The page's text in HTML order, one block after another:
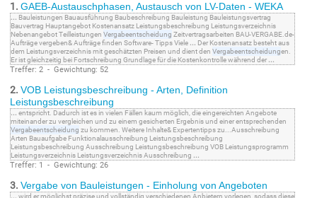
1. GAEB-Austauschphasen, Austausch von LV-Daten - WEKA
... Bauleistungen Bauausführung Baubeschreibung Bauleistung Bauleistungsvertrag
Bauvertrag Hauptangebot Kostenansatz Leistungsbeschreibung Leistungsverzeichnis
Nebenangebot Teilleistungen Vergabeentscheidung Zeitvertragsarbeiten BAU-VERGABE.de-
Aufträge vergeben& Aufträge finden Software- Tipps Viele ... Der Kostenansatz besteht aus
dem Leistungsverzeichnis mit geschätzten Preisen und dient den Vergabeentscheidungen.
Er ist gleichzeitig bei Fortschreibung Grundlage für die Kostenkontrolle während der ...
Treffer: 2 - Gewichtung: 52
2. VOB Leistungsbeschreibung - Arten, Definition
Leistungsbeschreibung
... entspricht. Dadurch ist es in vielen Fällen kaum möglich, die eingereichten Angebote
miteinander zu vergleichen und zu einem gesicherten Ergebnis und einer entsprechenden
Vergabeentscheidung zu kommen. Weitere Inhalte& Expertentipps zu...Ausschreibung
Arten Bauaufgabe Funktionalausschreibung Leistungsbeschreibung
Leistungsbeschreibung Ausschreibung Leistungsbeschreibung VOB Leistungsprogramm
Leistungsverzeichnis Leistungsverzeichnis Ausschreibung ...
Treffer: 1 - Gewichtung: 26
3. Vergabe von Bauleistungen - Einholung von Angeboten
... wird er möglichst präzise und vollständig verschiedenen Anbietern vorlegen, sodass diese